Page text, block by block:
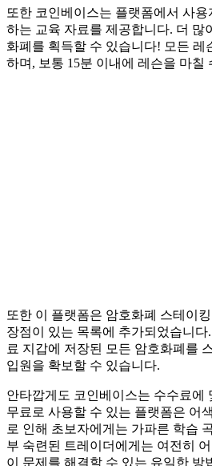
또한 코인베이스는 플랫폼에서 사
하는 교육 자료를 제공합니다. 더 많
화폐를 획득할 수 있습니다! 모든 레
하며, 보통 15분 이내에 레슨을 마칠
또한 이 플랫폼은 암호화폐 스테이
장점이 있는 목록에 추가되었습니
료 지갑에 저장된 모든 암호화폐를
입원을 확보할 수 있습니다.
안타깝게도 코인베이스는 수수료에
무료로 사용할 수 있는 플랫폼은 어
로 인해 초보자에게는 가파른 학습
부 숙련된 트레이더에게는 여전히
이 문제를 해결할 수 있는 유일한 방